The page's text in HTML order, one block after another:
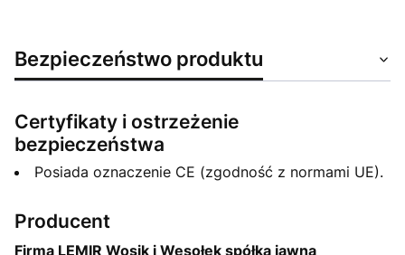
Bezpieczeństwo produktu
Certyfikaty i ostrzeżenie
bezpieczeństwa
Posiada oznaczenie CE (zgodność z normami UE).
Producent
Firma LEMIR Wosik i Wesołek spółka jawna